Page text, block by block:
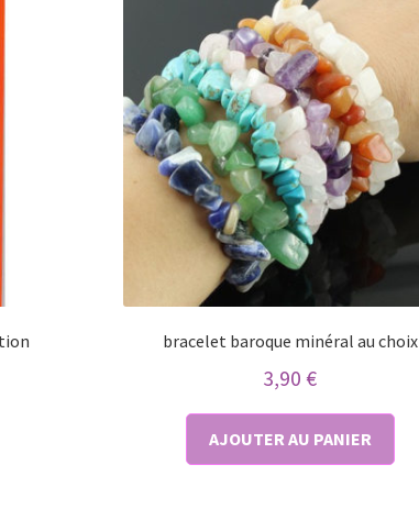
bracelet baroque minéral au choix
3,90€
AJOUTER AU PANIER